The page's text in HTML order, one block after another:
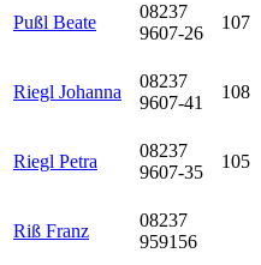
Pußl Beate
08237
9607-26
107
Riegl Johanna
08237
9607-41
108
Riegl Petra
08237
9607-35
105
Riß Franz
08237
959156